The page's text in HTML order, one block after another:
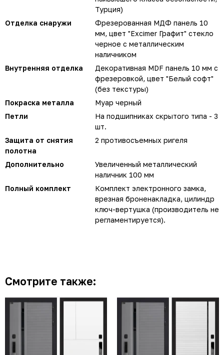
Турция)
Отделка снаружи
Фрезерованная МДФ панель 10
мм, цвет "Excimer Графит" стекло
черное с металлическим
наличником
Внутренняя отделка
Декоративная MDF панель 10 мм с
фрезеровкой, цвет "Белый софт"
(без текстуры)
Покраска металла
Муар черный
Петли
На подшипниках скрытого типа - 3
шт.
Защита от снятия
полотна
2 противосъемных ригеля
Дополнительно
Увеличенный металлический
наличник 100 мм
Полный комплект
Комплект электронного замка,
врезная броненакладка, цилиндр
ключ-вертушка (производитель не
регламентируется).
Смотрите также: